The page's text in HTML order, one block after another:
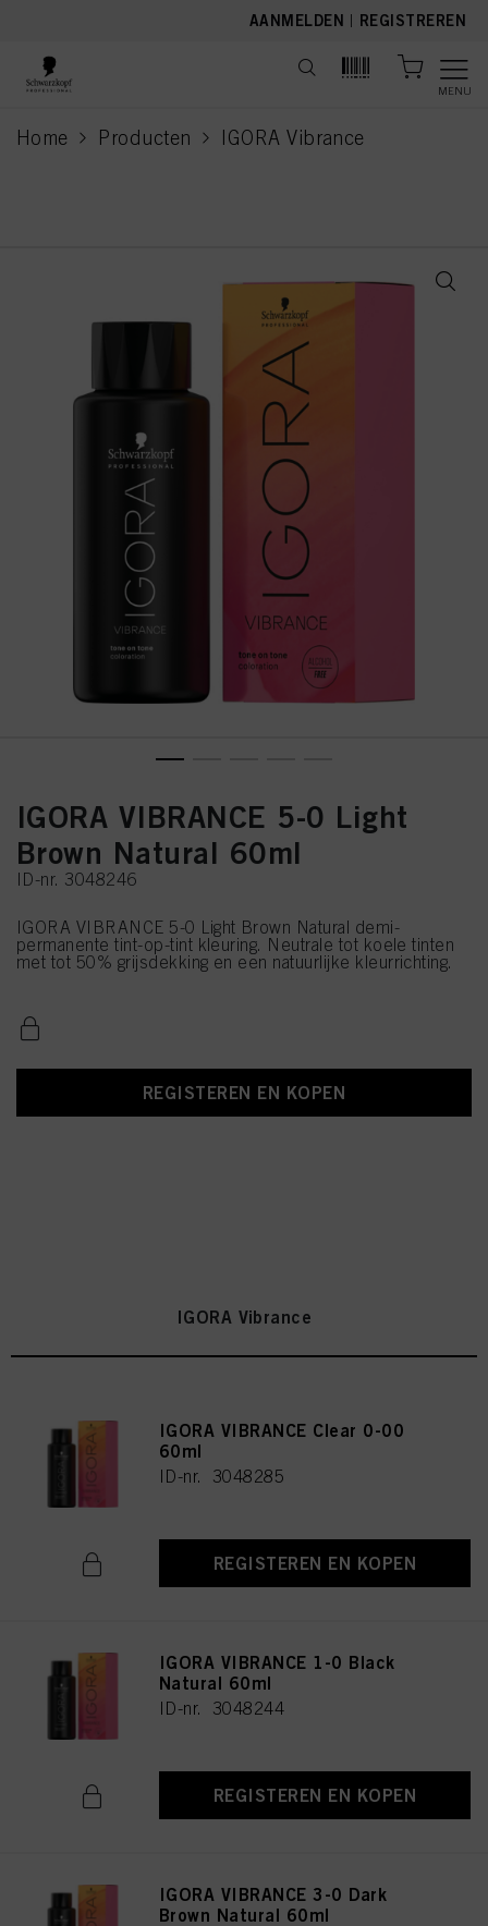
AANMELDEN | REGISTREREN
MENU
Home Producten IGORA Vibrance
current page
IGORA VIBRANCE 5-0 Light
Brown Natural 60ml
ID-nr. 3048246
IGORA VIBRANCE 5-0 Light Brown Natural demi-
permanente tint-op-tint kleuring. Neutrale tot koele tinten
met tot 50% grijsdekking en een natuurlijke kleurrichting.
REGISTEREN EN KOPEN
IGORA Vibrance
IGORA VIBRANCE Clear 0-00
60ml
ID-nr. 3048285
REGISTEREN EN KOPEN
IGORA VIBRANCE 1-0 Black
Natural 60ml
ID-nr. 3048244
REGISTEREN EN KOPEN
IGORA VIBRANCE 3-0 Dark
Brown Natural 60ml